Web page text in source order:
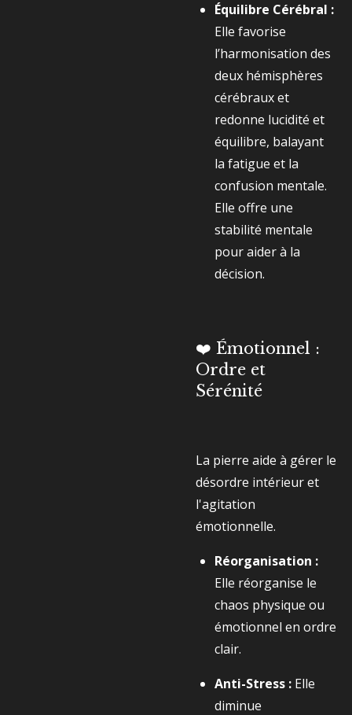
Équilibre Cérébral :
Elle favorise
l’harmonisation des
deux hémisphères
cérébraux et
redonne lucidité et
équilibre, balayant
la fatigue et la
confusion mentale.
Elle offre une
stabilité mentale
pour aider à la
décision.
❤️ Émotionnel :
Ordre et
Sérénité
La pierre aide à gérer le
désordre intérieur et
l'agitation
émotionnelle.
Réorganisation :
Elle réorganise le
chaos physique ou
émotionnel en ordre
clair.
Anti-Stress : Elle
diminue